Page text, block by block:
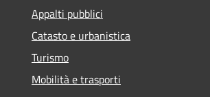
Appalti pubblici
Catasto e urbanistica
Turismo
Mobilità e trasporti